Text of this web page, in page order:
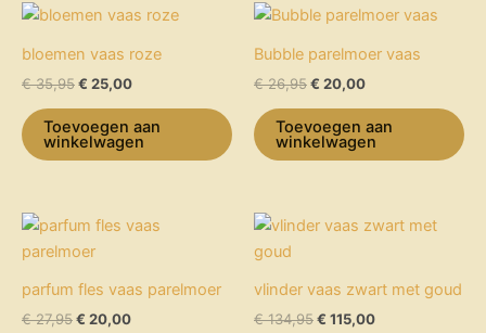
bloemen vaas roze
€35,95
Oorspronkelijke
was:
€ 35,95.
€ 25,00
Huidige
is:
€ 25,00.
Toevoegen aan
winkelwagen
Bubble parelmoer vaas
€26,95
Oorspronkelijke
prijs
was:
€ 26,95.
€ 20,00
Huidige
is:
€ 20,00.
Toevoegen aan
winkelwagen
parfum fles vaas parelmoer
€27,95
Oorspronkelijke
was:
€ 20,00
Huidige
vlinder vaas zwart met goud
€134,95
Oorspronkelijke
€ 115,00
Huidige